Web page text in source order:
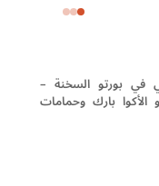
في بورتو السخنة –
60م وفيو الأكوا بارك وحمامات